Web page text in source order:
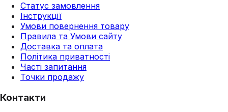
Статус замовлення
Інструкції
Умови повернення товару
Правила та Умови сайту
Доставка та оплата
Політика приватності
Часті запитання
Точки продажу
Контакти